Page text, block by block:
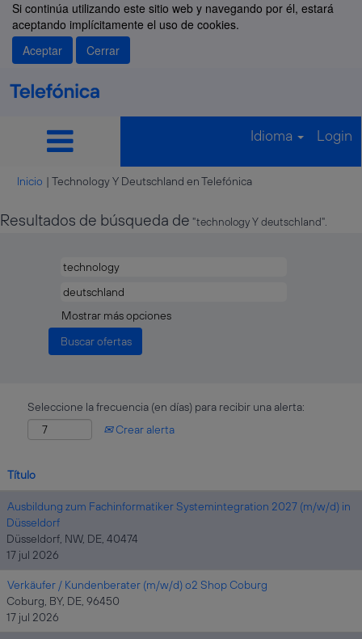
Si continúa utilizando este sitio web y navegando por él, estará
aceptando implícitamente el uso de cookies.
Aceptar
Cerrar
Idioma Login
Inicio | Technology Y Deutschland en Telefónica(página
Resultados de búsqueda de "technology Y deutschland".
Mostrar más opciones
Seleccione la frecuencia (en días) para recibir una alerta:
Crear alerta
Título
Ausbildung zum Fachinformatiker Systemintegration 2027 (m/w/d) in
Düsseldorf
Düsseldorf, NW, DE, 40474
17 jul 2026
Verkäufer / Kundenberater (m/w/d) o2 Shop Coburg
Coburg, BY, DE, 96450
17 jul 2026